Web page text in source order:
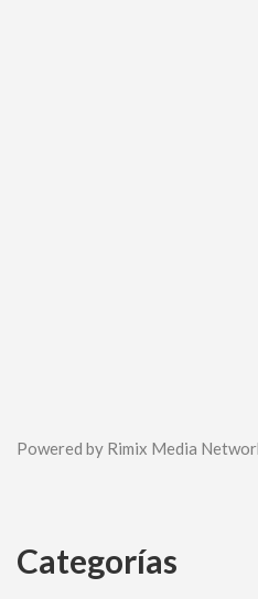
Powered by Rimix Media
Categorías